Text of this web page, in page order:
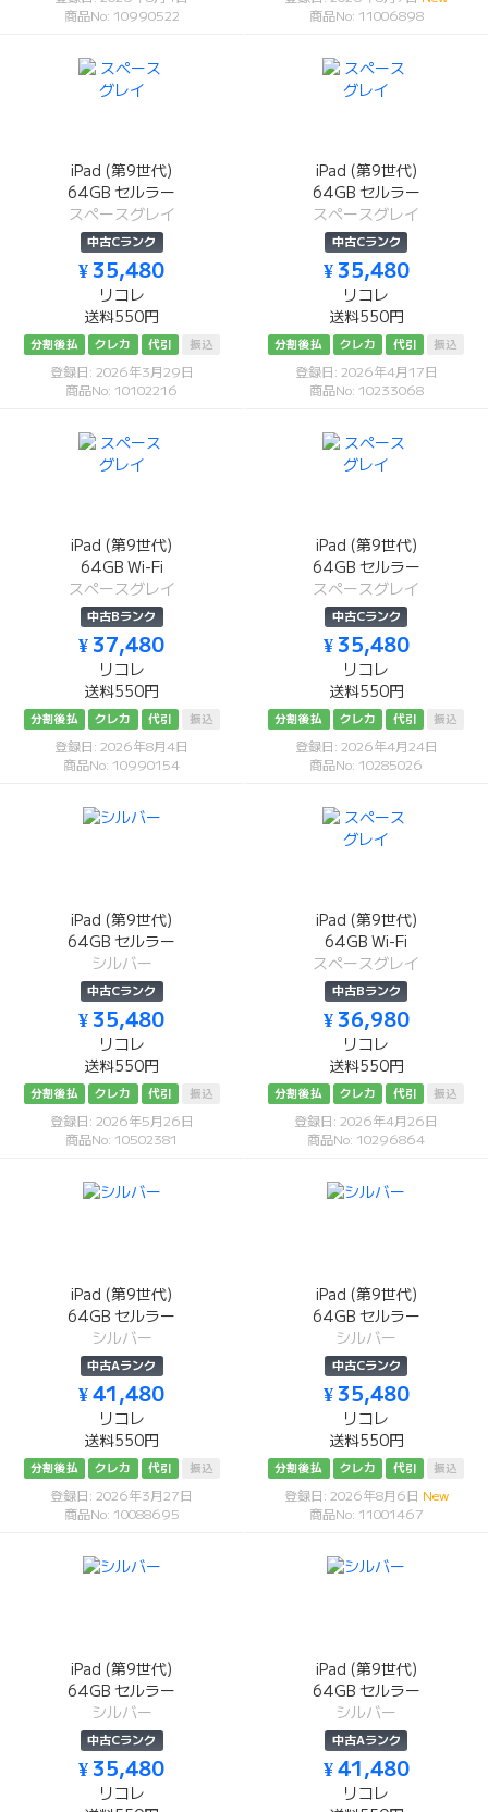
商品No: 10990522
商品No: 11006898
iPad (第9世代)
64GB セルラー
スペースグレイ
中古Cランク
¥ 35,480
リコレ
送料550円
分割後払 クレカ 代引 振込
登録日: 2026年3月29日
商品No: 10102216
iPad (第9世代)
64GB セルラー
スペースグレイ
中古Cランク
¥ 35,480
リコレ
送料550円
分割後払 クレカ 代引 振込
登録日: 2026年4月17日
商品No: 10233068
iPad (第9世代)
64GB Wi-Fi
スペースグレイ
中古Bランク
¥ 37,480
リコレ
送料550円
分割後払 クレカ 代引 振込
登録日: 2026年8月4日
商品No: 10990154
iPad (第9世代)
64GB セルラー
スペースグレイ
中古Cランク
¥ 35,480
リコレ
送料550円
分割後払 クレカ 代引 振込
登録日: 2026年4月24日
商品No: 10285026
iPad (第9世代)
64GB セルラー
シルバー
中古Cランク
¥ 35,480
リコレ
送料550円
分割後払 クレカ 代引 振込
登録日: 2026年5月26日
商品No: 10502381
iPad (第9世代)
64GB Wi-Fi
スペースグレイ
中古Bランク
¥ 36,980
リコレ
送料550円
分割後払 クレカ 代引 振込
登録日: 2026年4月26日
商品No: 10296864
iPad (第9世代)
64GB セルラー
シルバー
中古Aランク
¥ 41,480
リコレ
送料550円
分割後払 クレカ 代引 振込
登録日: 2026年3月27日
商品No: 10088695
iPad (第9世代)
64GB セルラー
シルバー
中古Cランク
¥ 35,480
リコレ
送料550円
分割後払 クレカ 代引 振込
登録日: 2026年8月6日 New
商品No: 11001467
iPad (第9世代)
64GB セルラー
シルバー
中古Cランク
¥ 35,480
リコレ
iPad (第9世代)
64GB セルラー
シルバー
中古Aランク
¥ 41,480
リコレ